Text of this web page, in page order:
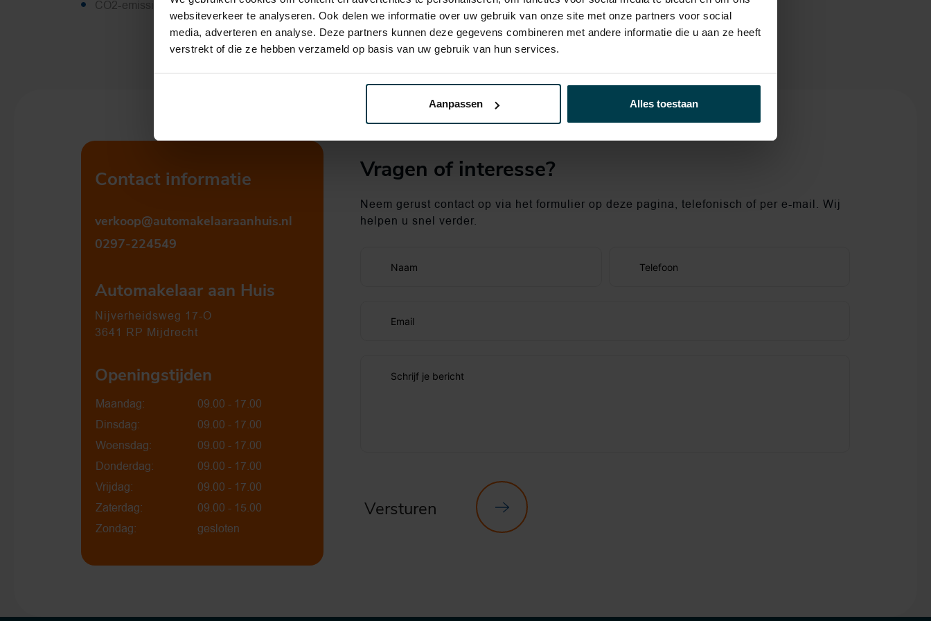
websiteverkeer te analyseren. Ook delen we informatie over uw gebruik van onze site met onze partners voor social
media, adverteren en analyse. Deze partners kunnen deze gegevens combineren met andere informatie die u aan ze heeft
verstrekt of die ze hebben verzameld op basis van uw gebruik van hun services.
Aanpassen Alles toestaan
CO2-emissie
20 g/km
Contact informatie
verkoop@automakelaaraanhuis.nl
0297-224549
Automakelaar aan Huis
Nijverheidsweg 17-O
3641 RP Mijdrecht
Openingstijden
Maandag:
09.00 - 17.00
Dinsdag:
09.00 - 17.00
Woensdag:
09.00 - 17.00
Donderdag:
09.00 - 17.00
Vrijdag:
09.00 - 17.00
Zaterdag:
09.00 - 15.00
Zondag:
gesloten
Vragen of interesse?
Neem gerust contact op via het formulier op deze pagina, telefonisch of per e-mail. Wij
helpen u snel verder.
Naam Telefoon
Email
Schrijf je bericht
Versturen